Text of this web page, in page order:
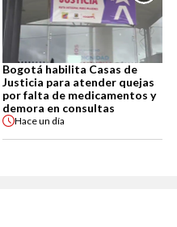
Bogotá habilita Casas de
Justicia para atender quejas
por falta de medicamentos y
demora en consultas
Haceun día